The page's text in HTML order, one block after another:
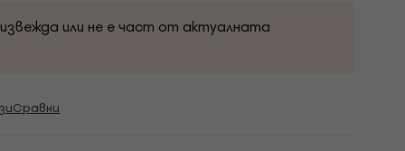
или не е част от актуалната
Сравни